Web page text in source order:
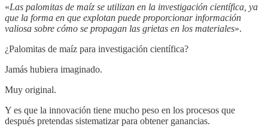
«Las palomitas de maíz se utilizan en la investigación científica, ya
que la forma en que explotan puede proporcionar información
valiosa sobre cómo se propagan las grietas en los materiales».
¿Palomitas de maíz para investigación científica?
Jamás hubiera imaginado.
Muy original.
Y es que la innovación tiene mucho peso en los procesos que
después pretendas sistematizar para obtener ganancias.